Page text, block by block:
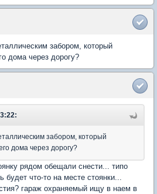
забором, который
дома через дорогу?
забором, который
дома через дорогу?
рядом обещали снести... типо
что-то на месте стоянки...
гараж охраняемый ищу в наем в